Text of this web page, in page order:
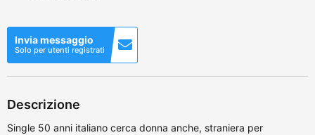
Invia messaggio
Solo per utenti registrati
Descrizione
Single 50 anni italiano cerca donna anche, straniera per